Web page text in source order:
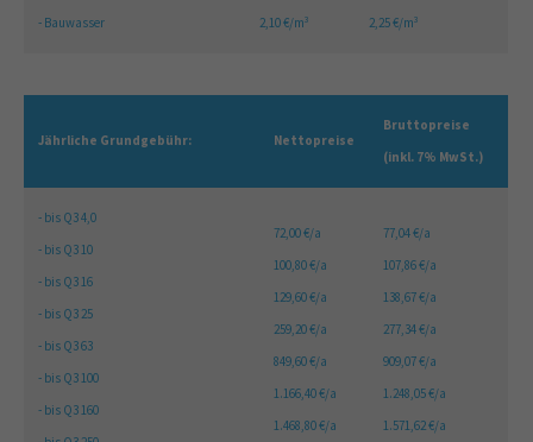
- Bauwasser
2,10 €/m³
2,25 €/m³
Jährliche Grundgebühr: Nettopreise
Bruttopreise
(inkl. 7% MwSt.)
- bis Q3 4,0
- bis Q3 10
- bis Q3 16
- bis Q3 25
- bis Q3 63
- bis Q3 100
- bis Q3 160
72,00 €/a
100,80 €/a
129,60 €/a
259,20 €/a
849,60 €/a
1.166,40 €/a
1.468,80 €/a
77,04 €/a
107,86 €/a
138,67 €/a
277,34 €/a
909,07 €/a
1.248,05 €/a
1.571,62 €/a